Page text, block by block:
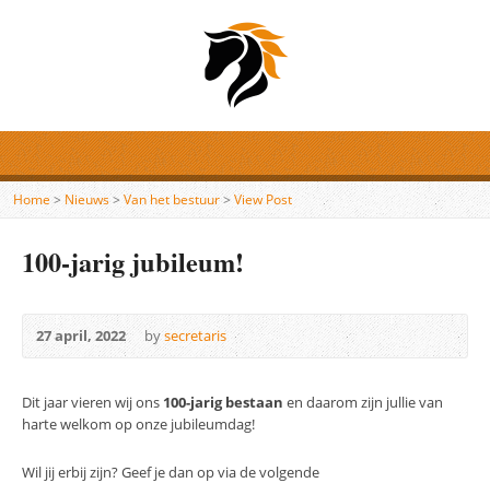
Home > Nieuws> Van het bestuur> View Post
100-jarig jubileum!
27 april, 2022 bysecretaris
Dit jaar vieren wij ons 100-jarig bestaan en daarom zijn jullie van
harte welkom op onze jubileumdag!
Wil jij erbij zijn? Geef je dan op via de volgende